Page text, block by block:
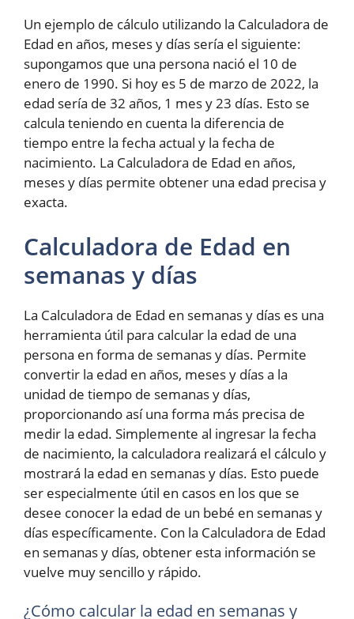
Un ejemplo de cálculo utilizando la Calculadora de
Edad en años, meses y días sería el siguiente:
supongamos que una persona nació el 10 de
enero de 1990. Si hoy es 5 de marzo de 2022, la
edad sería de 32 años, 1 mes y 23 días. Esto se
calcula teniendo en cuenta la diferencia de
tiempo entre la fecha actual y la fecha de
nacimiento. La Calculadora de Edad en años,
meses y días permite obtener una edad precisa y
exacta.
Calculadora de Edad en
semanas y días
La Calculadora de Edad en semanas y días es una
herramienta útil para calcular la edad de una
persona en forma de semanas y días. Permite
convertir la edad en años, meses y días a la
unidad de tiempo de semanas y días,
proporcionando así una forma más precisa de
medir la edad. Simplemente al ingresar la fecha
de nacimiento, la calculadora realizará el cálculo y
mostrará la edad en semanas y días. Esto puede
ser especialmente útil en casos en los que se
desee conocer la edad de un bebé en semanas y
días específicamente. Con la Calculadora de Edad
en semanas y días, obtener esta información se
vuelve muy sencillo y rápido.
¿Cómo calcular la edad en semanas y